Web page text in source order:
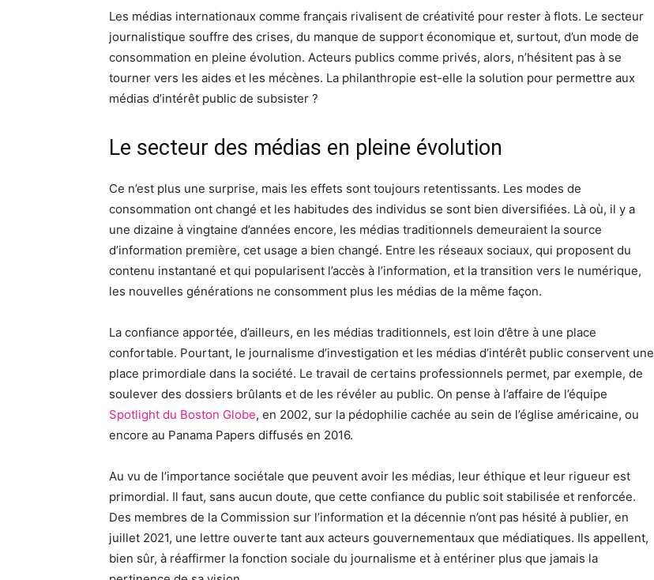
Les médias internationaux comme français rivalisent de créativité pour rester à flots. Le secteur
journalistique souffre des crises, du manque de support économique et, surtout, d’un mode de
consommation en pleine évolution. Acteurs publics comme privés, alors, n’hésitent pas à se
tourner vers les aides et les mécènes. La philanthropie est-elle la solution pour permettre aux
médias d’intérêt public de subsister ?
Le secteur des médias en pleine évolution
Ce n’est plus une surprise, mais les effets sont toujours retentissants. Les modes de
consommation ont changé et les habitudes des individus se sont bien diversifiées. Là où, il y a
une dizaine à vingtaine d’années encore, les médias traditionnels demeuraient la source
d’information première, cet usage a bien changé. Entre les réseaux sociaux, qui proposent du
contenu instantané et qui popularisent l’accès à l’information, et la transition vers le numérique,
les nouvelles générations ne consomment plus les médias de la même façon.
La confiance apportée, d’ailleurs, en les médias traditionnels, est loin d’être à une place
confortable. Pourtant, le journalisme d’investigation et les médias d’intérêt public conservent une
place primordiale dans la société. Le travail de certains professionnels permet, par exemple, de
soulever des dossiers brûlants et de les révéler au public. On pense à l’affaire de l’équipe
Spotlight du Boston Globe, en 2002, sur la pédophilie cachée au sein de l’église américaine, ou
encore au Panama Papers diffusés en 2016.
Au vu de l’importance sociétale que peuvent avoir les médias, leur éthique et leur rigueur est
primordial. Il faut, sans aucun doute, que cette confiance du public soit stabilisée et renforcée.
Des membres de la Commission sur l’information et la décennie n’ont pas hésité à publier, en
juillet 2021, une lettre ouverte tant aux acteurs gouvernementaux que médiatiques. Ils appellent,
bien sûr, à réaffirmer la fonction sociale du journalisme et à entériner plus que jamais la